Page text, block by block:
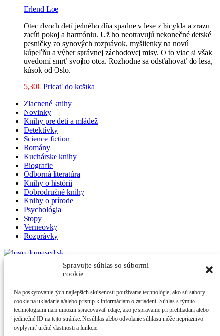
Spravujte súhlas so súbormi
cookie
Na poskytovanie tých najlepších skúseností používame technológie, ako sú súbory
cookie na ukladanie a/alebo prístup k informáciám o zariadení. Súhlas s týmito
technológiami nám umožní spracovávať údaje, ako je správanie pri prehliadaní alebo
jedinečné ID na tejto stránke. Nesúhlas alebo odvolanie súhlasu môže nepriaznivo
ovplyvniť určité vlastnosti a funkcie.
Erlend Loe
Otec dvoch detí jedného dňa spadne v lese z bicykla a zrazu
zacíti pokoj a harmóniu. Už ho neotravujú nekonečné detské
pesničky zo synových rozprávok, myšlienky na novú
kúpeľňu a výber správnej záchodovej misy. O to viac si však
uvedomí smrť svojho otca. Rozhodne sa odsťahovať do lesa,
kúsok od Oslo.
5,30€ Pridať do košíka
Zlacnené knihy
Novinky
Knihy pre deti a mládež
Detektívky
Science-fiction
Romány
Kuchárske knihy
Biografie
Odborná literatúra
Knihy o histórii
Dobrodružné knihy
Knihy o prírode
Psychológia
Stopy
Verneovky
Rozprávky
Obchodné podmienky
Poštovné a doprava
Možnosti platby
Reklamácie a odstúpenie od zmluvy
Ochrana osobných údajov